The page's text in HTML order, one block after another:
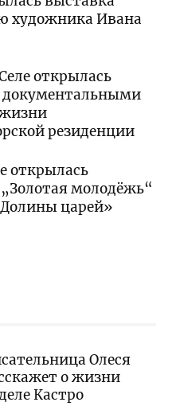
художника Ивана
открылась
документальными
резиденции
открылась
молодёжь“
царей»
Олеся
о жизни
Кастро